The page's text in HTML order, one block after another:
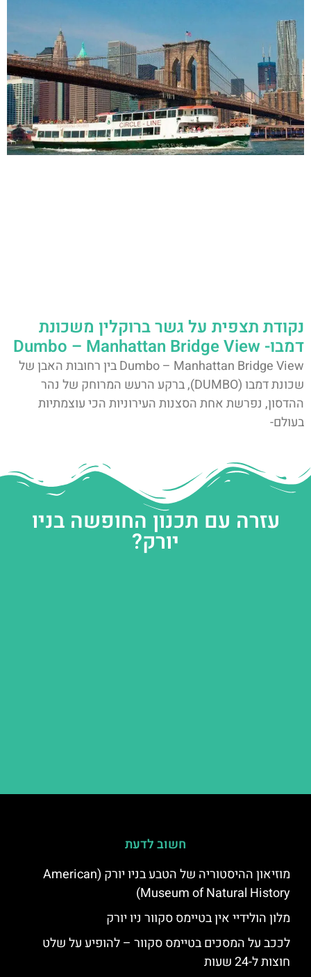
נקודת תצפית על גשר ברוקלין משכונת
דמבו- Dumbo – Manhattan Bridge View
Dumbo – Manhattan Bridge View בין רחובות האבן של
שכונת דמבו (DUMBO), ברקע הרעש המרוחק של נהר
ההדסון, נפרשת אחת הסצנות העירוניות הכי עוצמתיות
בעולם-
עזרה עם תכנון החופשה בניו
יורק?
חשוב לדעת
מוזיאון ההיסטוריה של הטבע בניו יורק (American
Museum of Natural History)
מלון הולידיי אין בטיימס סקוור ניו יורק
לככב על המסכים בטיימס סקוור – להופיע על שלט
חוצות ל-24 שעות